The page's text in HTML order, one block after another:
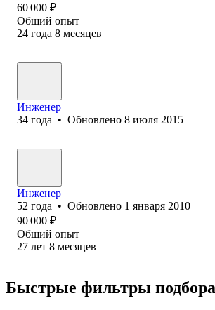
60 000 ₽
Общий опыт
24 года 8 месяцев
Инженер
34 года • Обновлено 8 июля 2015
Инженер
52 года • Обновлено 1 января 2010
90 000 ₽
Общий опыт
27 лет 8 месяцев
Быстрые фильтры